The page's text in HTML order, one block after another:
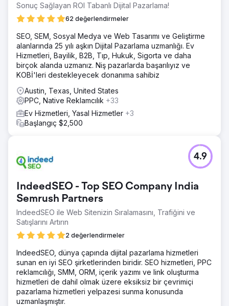
Sonuç Sağlayan ROI Tabanlı Dijital Pazarlama!
62 değerlendirmeler
SEO, SEM, Sosyal Medya ve Web Tasarımı ve Geliştirme
alanlarında 25 yılı aşkın Dijital Pazarlama uzmanlığı. Ev
Hizmetleri, Bayilik, B2B, Tıp, Hukuk, Sigorta ve daha
birçok alanda uzmanız. Niş pazarlarda başarılıyız ve
KOBİ'leri destekleyecek donanıma sahibiz
Austin, Texas, United States
PPC, Native Reklamcılık +33
Ev Hizmetleri, Yasal Hizmetler +3
Başlangıç $2,500
IndeedSEO - Top SEO Company India
Semrush Partners
IndeedSEO ile Web Sitenizin Sıralamasını, Trafiğini ve
Satışlarını Artırın
2 değerlendirmeler
4.9
IndeedSEO, dünya çapında dijital pazarlama hizmetleri
sunan en iyi SEO şirketlerinden biridir. SEO hizmetleri, PPC
reklamcılığı, SMM, ORM, içerik yazımı ve link oluşturma
hizmetleri de dahil olmak üzere eksiksiz bir çevrimiçi
pazarlama hizmetleri yelpazesi sunma konusunda
uzmanlaşmıştır.